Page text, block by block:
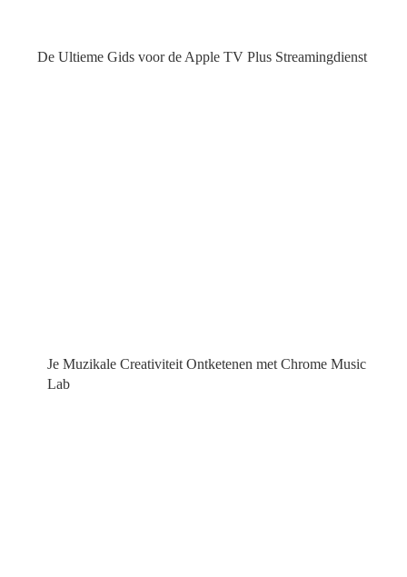
De Ultieme Gids voor de Apple TV Plus Streamingdienst
Je Muzikale Creativiteit Ontketenen met Chrome Music
Lab